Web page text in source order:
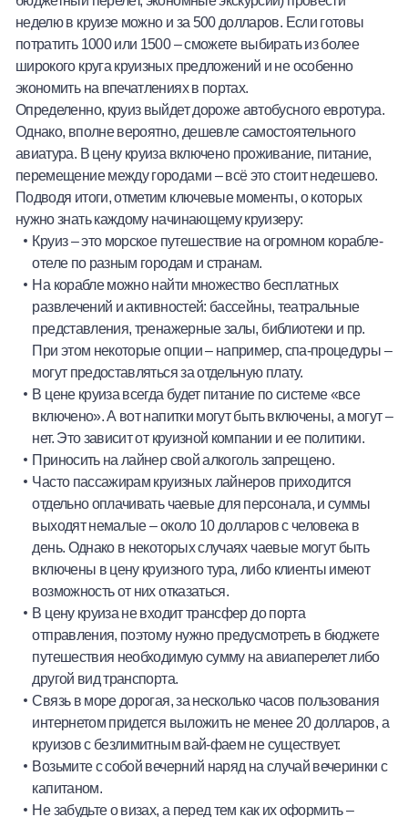
неделю в круизе можно и за 500 долларов. Если готовы
потратить 1000 или 1500 – сможете выбирать из более
широкого круга круизных предложений и не особенно
экономить на впечатлениях в портах.
Определенно, круиз выйдет дороже автобусного евротура.
Однако, вполне вероятно, дешевле самостоятельного
авиатура. В цену круиза включено проживание, питание,
перемещение между городами – всё это стоит недешево.
Подводя итоги, отметим ключевые моменты, о которых
нужно знать каждому начинающему круизеру:
Круиз – это морское путешествие на огромном корабле-
отеле по разным городам и странам.
На корабле можно найти множество бесплатных
развлечений и активностей: бассейны, театральные
представления, тренажерные залы, библиотеки и пр.
При этом некоторые опции – например, спа-процедуры –
могут предоставляться за отдельную плату.
В цене круиза всегда будет питание по системе «все
включено». А вот напитки могут быть включены, а могут –
нет. Это зависит от круизной компании и ее политики.
Приносить на лайнер свой алкоголь запрещено.
Часто пассажирам круизных лайнеров приходится
отдельно оплачивать чаевые для персонала, и суммы
выходят немалые – около 10 долларов с человека в
день. Однако в некоторых случаях чаевые могут быть
включены в цену круизного тура, либо клиенты имеют
возможность от них отказаться.
В цену круиза не входит трансфер до порта
отправления, поэтому нужно предусмотреть в бюджете
путешествия необходимую сумму на авиаперелет либо
другой вид транспорта.
Связь в море дорогая, за несколько часов пользования
интернетом придется выложить не менее 20 долларов, а
круизов с безлимитным вай-фаем не существует.
Возьмите с собой вечерний наряд на случай вечеринки с
капитаном.
Не забудьте о визах, а перед тем как их оформить –